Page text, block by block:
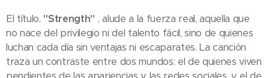
El título, "Strength" , alude a la fuerza real, aquella que
no nace del privilegio ni del talento fácil, sino de quienes
luchan cada día sin ventajas ni escaparates. La canción
traza un contraste entre dos mundos: el de quienes viven